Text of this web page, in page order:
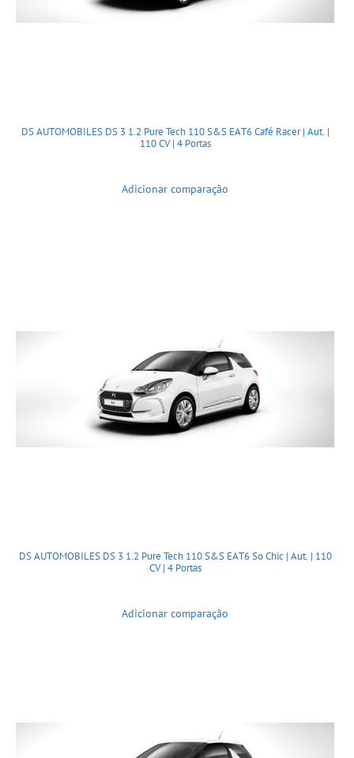
DS AUTOMOBILES DS 3 1.2 Pure Tech 110 S&S EAT6 Café Racer | Aut. |
110 CV | 4 Portas
Adicionar comparação
DS AUTOMOBILES DS 3 1.2 Pure Tech 110 S&S EAT6 So Chic | Aut. | 110
CV | 4 Portas
Adicionar comparação